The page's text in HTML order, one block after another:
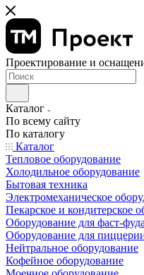
Проектирование и
Каталог
По всему сайту
По каталогу
Каталог
Тепловое оборудование
Холодильное оборудование
Бытовая техника
Электромеханическое
Пекарское и кондитерское
Оборудование для фаст-фуда
Оборудование для
Нейтральное оборудование
Кофейное оборудование